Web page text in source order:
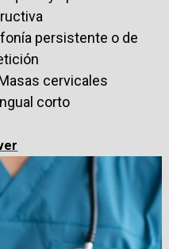
persistente o de
cervicales
corto